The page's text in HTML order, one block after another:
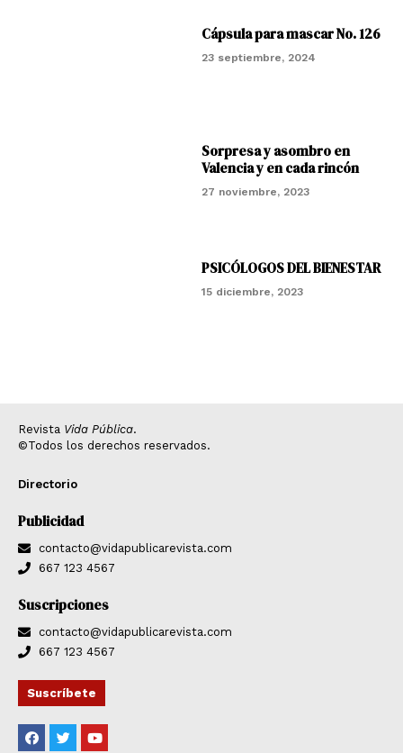
Cápsula para mascar No. 126
23 septiembre, 2024
Sorpresa y asombro en
Valencia y en cada rincón
27 noviembre, 2023
PSICÓLOGOS DEL BIENESTAR
15 diciembre, 2023
Revista Vida Pública.
©Todos los derechos reservados.
Directorio
Publicidad
contacto@vidapublicarevista.com
667 123 4567
Suscripciones
contacto@vidapublicarevista.com
667 123 4567
Suscríbete
F
a
T
w
Y
o